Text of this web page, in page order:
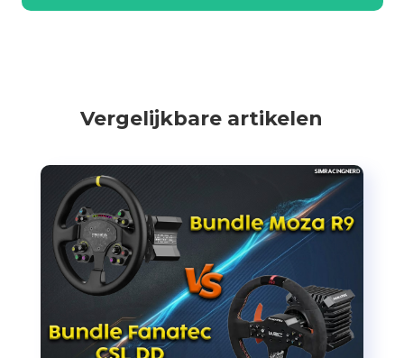
Vergelijkbare artikelen